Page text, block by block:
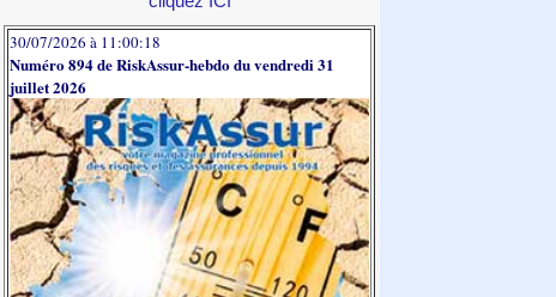
30/07/2026 à 11:00:18
Numéro 894 de RiskAssur-hebdo du vendredi 31
juillet 2026